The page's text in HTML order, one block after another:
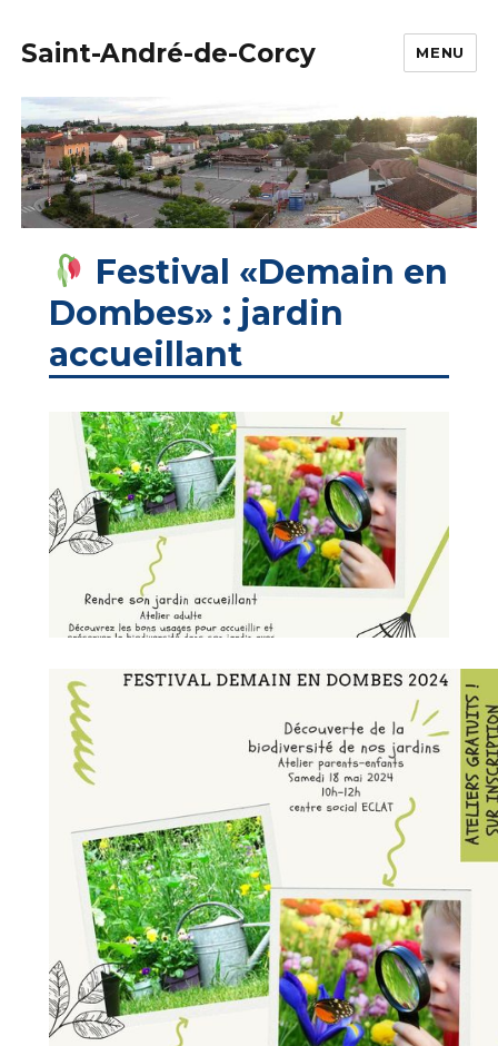
Saint-André-de-Corcy MENU
Festival «Demain en
Dombes» : jardin
accueillant